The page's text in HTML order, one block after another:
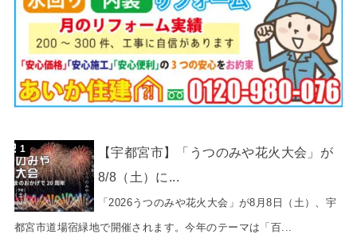
【宇都宮市】「うつのみや花火大会」が
8/8（土）に...
「2026うつのみや花火大会」が8月8日（土）、宇
都宮市道場宿緑地で開催されます。今年のテーマは「百...